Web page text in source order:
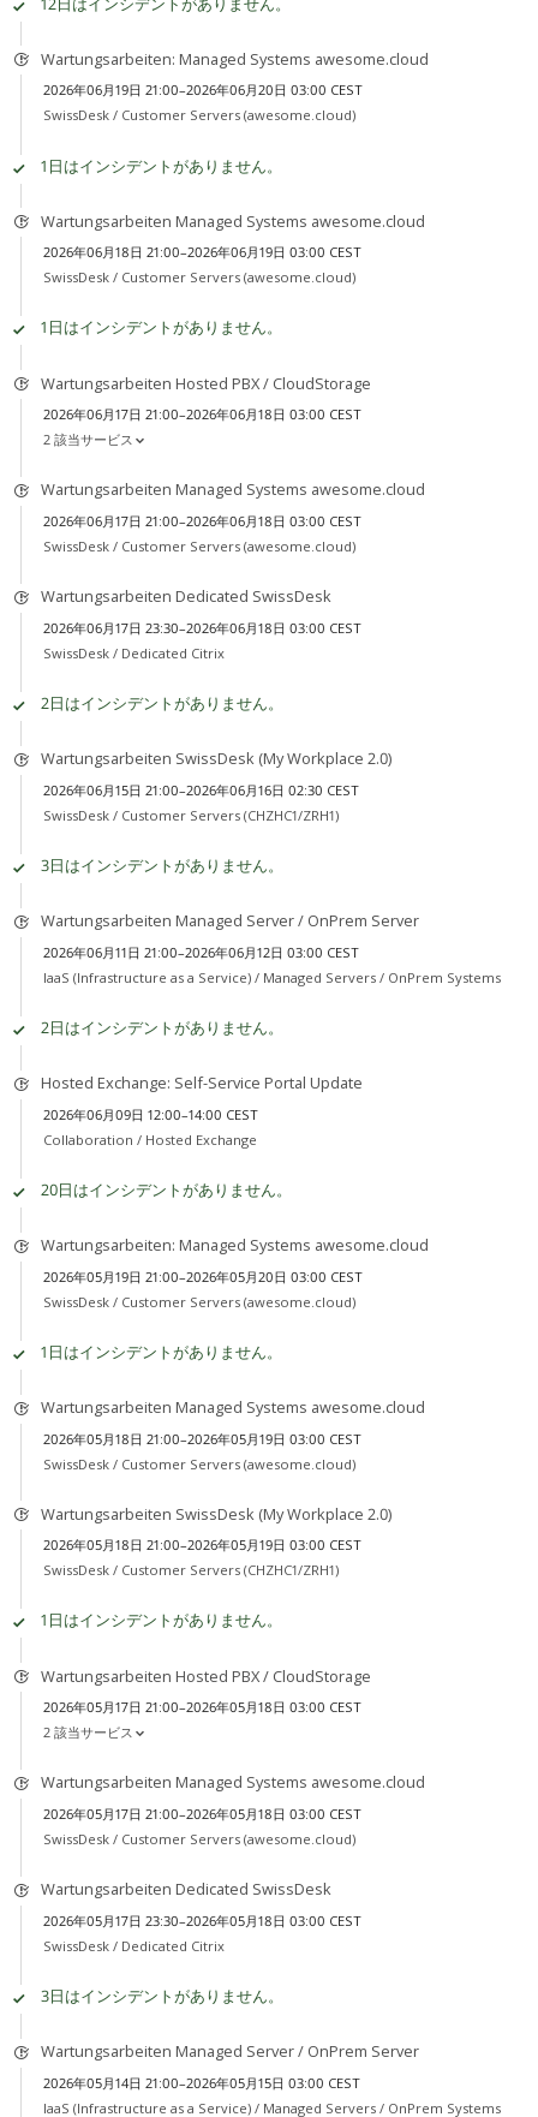
Wartungsarbeiten: Managed Systems awesome.cloud
2026年06月19日 21:00–2026年06月20日 03:00 CEST
SwissDesk / Customer Servers (awesome.cloud)
1日はインシデントがありません。
Wartungsarbeiten Managed Systems awesome.cloud
2026年06月18日 21:00–2026年06月19日 03:00 CEST
SwissDesk / Customer Servers (awesome.cloud)
1日はインシデントがありません。
Wartungsarbeiten Hosted PBX / CloudStorage
2026年06月17日 21:00–2026年06月18日 03:00 CEST
2 該当サービス
Wartungsarbeiten Managed Systems awesome.cloud
2026年06月17日 21:00–2026年06月18日 03:00 CEST
SwissDesk / Customer Servers (awesome.cloud)
Wartungsarbeiten Dedicated SwissDesk
2026年06月17日 23:30–2026年06月18日 03:00 CEST
SwissDesk / Dedicated Citrix
2日はインシデントがありません。
Wartungsarbeiten SwissDesk (My Workplace 2.0)
2026年06月15日 21:00–2026年06月16日 02:30 CEST
SwissDesk / Customer Servers (CHZHC1/ZRH1)
3日はインシデントがありません。
Wartungsarbeiten Managed Server / OnPrem Server
2026年06月11日 21:00–2026年06月12日 03:00 CEST
IaaS (Infrastructure as a Service) / Managed Servers / OnPrem Systems
2日はインシデントがありません。
Hosted Exchange: Self-Service Portal Update
2026年06月09日 12:00–14:00 CEST
Collaboration / Hosted Exchange
20日はインシデントがありません。
Wartungsarbeiten: Managed Systems awesome.cloud
2026年05月19日 21:00–2026年05月20日 03:00 CEST
SwissDesk / Customer Servers (awesome.cloud)
1日はインシデントがありません。
Wartungsarbeiten Managed Systems awesome.cloud
2026年05月18日 21:00–2026年05月19日 03:00 CEST
SwissDesk / Customer Servers (awesome.cloud)
Wartungsarbeiten SwissDesk (My Workplace 2.0)
2026年05月18日 21:00–2026年05月19日 03:00 CEST
SwissDesk / Customer Servers (CHZHC1/ZRH1)
1日はインシデントがありません。
Wartungsarbeiten Hosted PBX / CloudStorage
2026年05月17日 21:00–2026年05月18日 03:00 CEST
2 該当サービス
Wartungsarbeiten Managed Systems awesome.cloud
2026年05月17日 21:00–2026年05月18日 03:00 CEST
SwissDesk / Customer Servers (awesome.cloud)
Wartungsarbeiten Dedicated SwissDesk
2026年05月17日 23:30–2026年05月18日 03:00 CEST
SwissDesk / Dedicated Citrix
3日はインシデントがありません。
Wartungsarbeiten Managed Server / OnPrem Server
2026年05月14日 21:00–2026年05月15日 03:00 CEST
IaaS (Infrastructure as a Service) / Managed Servers / OnPrem Systems